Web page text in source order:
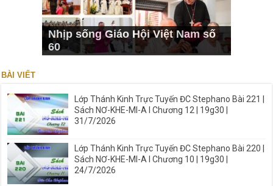
Nhịp sống Giáo Hội Việt Nam số
60
BÀI VIẾT
Lớp Thánh Kinh Trực Tuyến ĐC Stephano Bài 221 |
Sách NƠ-KHE-MI-A I Chương 12 | 19g30 |
31/7/2026
Lớp Thánh Kinh Trực Tuyến ĐC Stephano Bài 220 |
Sách NƠ-KHE-MI-A I Chương 10 | 19g30 |
24/7/2026